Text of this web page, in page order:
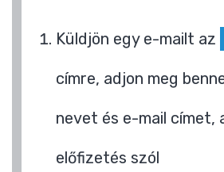
Küldjön egy e-mailt az
címre, adjon meg
nevet és e-mail címet,
előfizetés szól